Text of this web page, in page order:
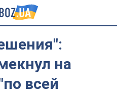
на
всей